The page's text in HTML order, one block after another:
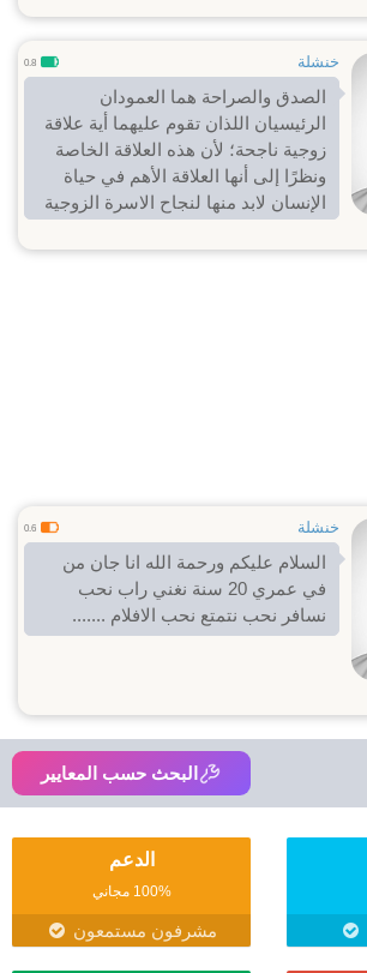
خنشلة 0.8
الصدق والصراحة هما العمودان
الرئيسيان اللذان تقوم عليهما أية علاقة
زوجية ناجحة؛ لأن هذه العلاقة الخاصة
ونظرًا إلى أنها العلاقة الأهم في حياة
الإنسان لابد منها لنجاح الاسرة الزوجية
خنشلة 0.6
السلام عليكم ورحمة الله انا جان من
في عمري 20 سنة نغني راب نحب
نسافر نحب نتمتع نحب الافلام .......
البحث حسب المعايير
الدعم
100% مجاني
مشرفون مستمعون